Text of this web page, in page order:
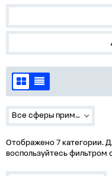
Все сферы применения
Отображено 7 категории.
воспользуйтесь фильтром